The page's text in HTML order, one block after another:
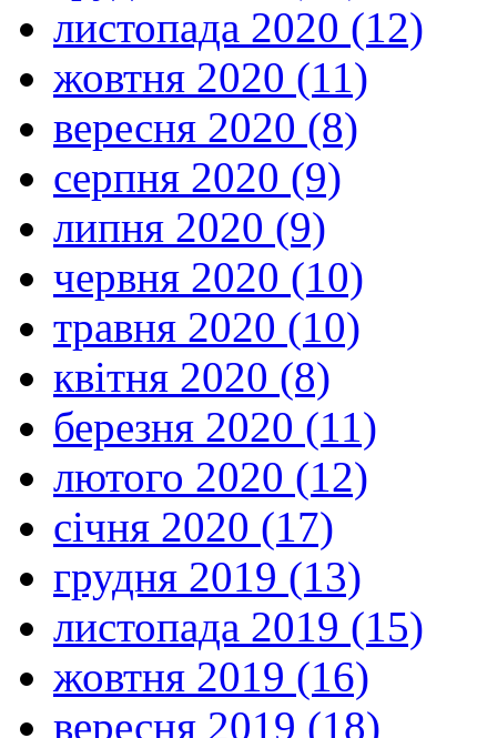
листопада 2020 (12)
жовтня 2020 (11)
вересня 2020 (8)
серпня 2020 (9)
липня 2020 (9)
червня 2020 (10)
травня 2020 (10)
квітня 2020 (8)
березня 2020 (11)
лютого 2020 (12)
січня 2020 (17)
грудня 2019 (13)
листопада 2019 (15)
жовтня 2019 (16)
вересня 2019 (18)